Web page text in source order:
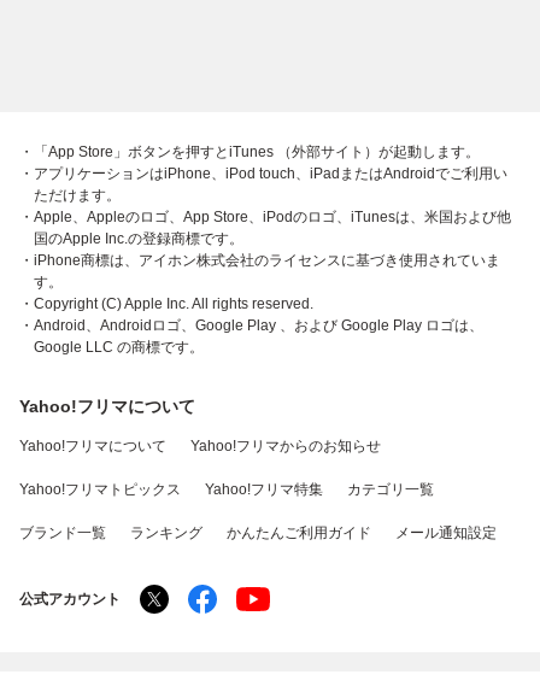
・「App Store」ボタンを押すとiTunes （外部サイト）が起動します。
・アプリケーションはiPhone、iPod touch、iPadまたはAndroidでご利用い
ただけます。
・Apple、Appleのロゴ、App Store、iPodのロゴ、iTunesは、米国および他
国のApple Inc.の登録商標です。
・iPhone商標は、アイホン株式会社のライセンスに基づき使用されていま
す。
・Copyright (C) Apple Inc. All rights reserved.
・Android、Androidロゴ、Google Play 、および Google Play ロゴは、
Google LLC の商標です。
Yahoo!フリマについて
Yahoo!フリマについて Yahoo!フリマからのお知らせ
Yahoo!フリマトピックス Yahoo!フリマ特集 カテゴリ一覧
ブランド一覧 ランキング かんたんご利用ガイド メール通知設定
公式アカウント